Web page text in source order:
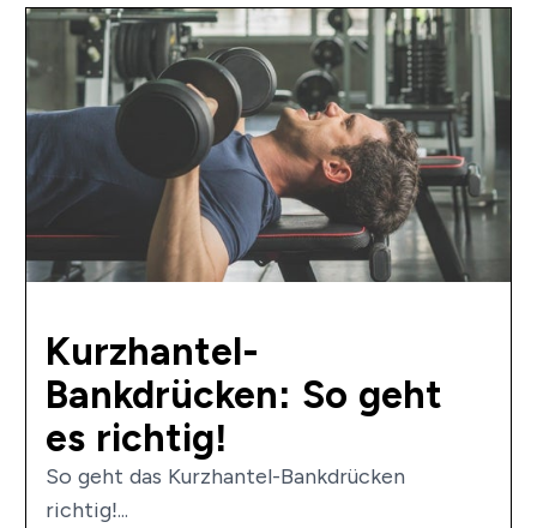
Kurzhantel-
Bankdrücken: So geht
es richtig!
So geht das Kurzhantel-Bankdrücken
richtig!...